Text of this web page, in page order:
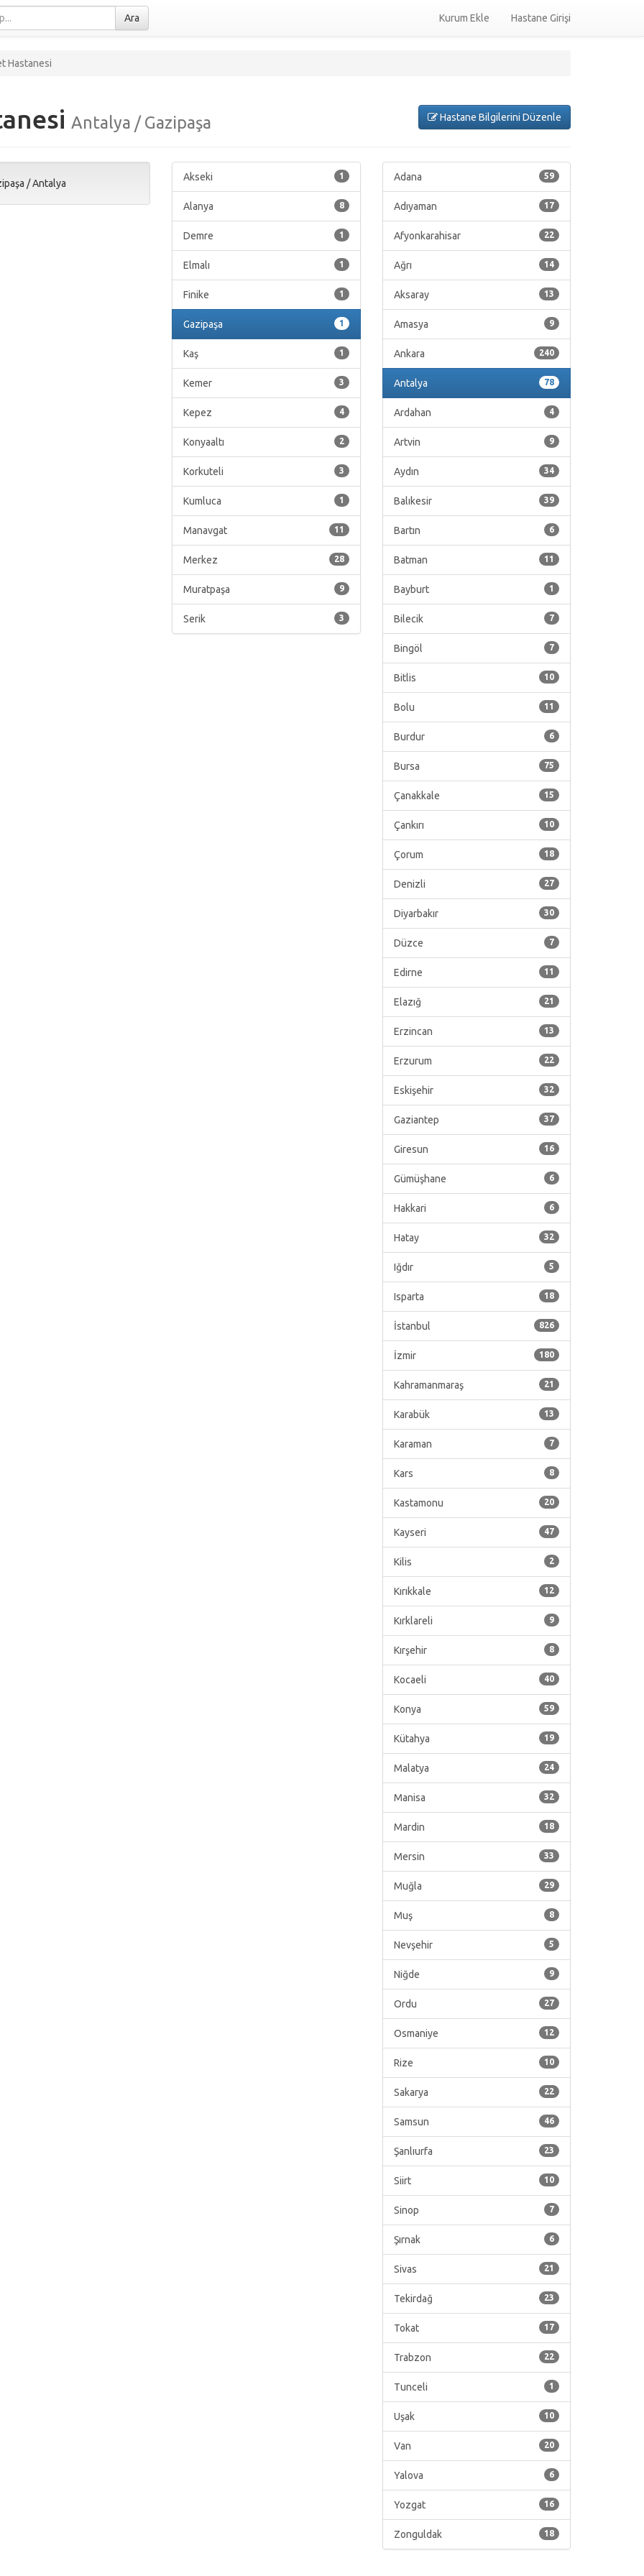
Ara Kurum Ekle Hastane Girişi
Hastanesi
Hastane Bilgilerini Düzenle
Antalya / Gazipaşa
/Antalya
1
Akseki
8
Alanya
1
Demre
1
Elmalı
1
Finike
1
Gazipaşa
1
Kaş
3
Kemer
4
Kepez
2
Konyaaltı
3
Korkuteli
1
Kumluca
11
Manavgat
28
Merkez
9
Muratpaşa
3
Serik
59
Adana
17
Adıyaman
22
Afyonkarahisar
14
Ağrı
13
Aksaray
9
Amasya
240
Ankara
78
Antalya
4
Ardahan
9
Artvin
34
Aydın
39
Balıkesir
6
Bartın
11
Batman
1
Bayburt
7
Bilecik
7
Bingöl
10
Bitlis
11
Bolu
6
Burdur
75
Bursa
15
Çanakkale
10
Çankırı
18
Çorum
27
Denizli
30
Diyarbakır
7
Düzce
11
Edirne
21
Elazığ
13
Erzincan
22
Erzurum
32
Eskişehir
37
Gaziantep
16
Giresun
6
Gümüşhane
6
Hakkari
32
Hatay
5
Iğdır
18
Isparta
826
İstanbul
180
İzmir
21
Kahramanmaraş
13
Karabük
7
Karaman
8
Kars
20
Kastamonu
47
Kayseri
2
Kilis
12
Kırıkkale
9
Kırklareli
8
Kırşehir
40
Kocaeli
59
Konya
19
Kütahya
24
Malatya
32
Manisa
18
Mardin
33
Mersin
29
Muğla
8
Muş
5
Nevşehir
9
Niğde
27
Ordu
12
Osmaniye
10
Rize
22
Sakarya
46
Samsun
23
Şanlıurfa
10
Siirt
7
Sinop
6
Şırnak
21
Sivas
23
Tekirdağ
17
Tokat
22
Trabzon
1
Tunceli
10
Uşak
20
Van
6
Yalova
16
Yozgat
18
Zonguldak